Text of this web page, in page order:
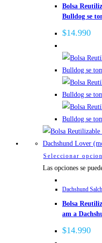
Bolsa
Bulldog se
$14.990
Seleccionar
Las opciones se
Dachshund
Bolsa
am a
$14.990